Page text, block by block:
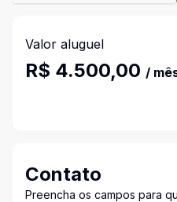
Valor aluguel
R$ 4.500,00 /
Contato
Preencha os campos para